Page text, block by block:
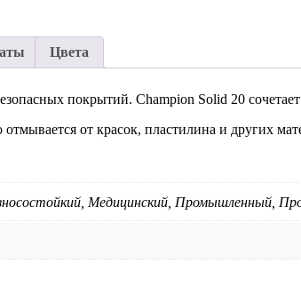
Цвета
покрытий. Champion Solid 20
от красок, пластилина и других
Медицинский, Промышленный,